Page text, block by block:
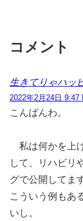
コメント
生きてりゃハッ
2022年2月24日 9:47
こんばんわ。
私は何かを上
して、リハビリ
グで公開してま
こういう例もあ
いし。